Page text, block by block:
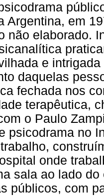
Argentina, em
não elaborado.
e
daquelas
fechada nos
terapêutica,
o Paulo
psicodrama no
onde
sala ao lado
públicos, com